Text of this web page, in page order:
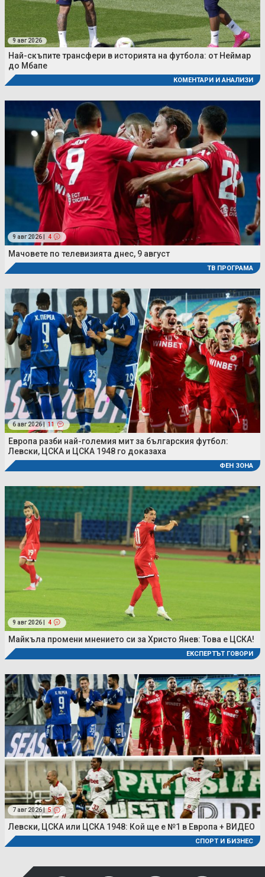
9 авг 2026
Най-скъпите трансфери в историята на футбола: от Неймар
до Мбапе
КОМЕНТАРИ И АНАЛИЗИ
9 авг 2026 | 4
Мачовете по телевизията днес, 9 август
ТВ ПРОГРАМА
6 авг 2026 | 11
Европа разби най-големия мит за българския футбол:
Левски, ЦСКА и ЦСКА 1948 го доказаха
ФЕН ЗОНА
9 авг 2026 | 4
Майкъла промени мнението си за Христо Янев: Това е ЦСКА!
ЕКСПЕРТЪТ ГОВОРИ
7 авг 2026 | 5
Левски, ЦСКА или ЦСКА 1948: Кой ще е №1 в Европа + ВИДЕО
СПОРТ И БИЗНЕС